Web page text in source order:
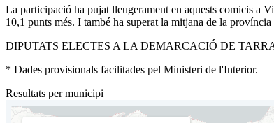
La participació ha pujat lleugerament en aquests comicis a
10,1 punts més. I també ha superat la mitjana de la
DIPUTATS ELECTES A LA DEMARCACIÓ DE
* Dades provisionals facilitades pel Ministeri de l'Interior.
Resultats per municipi